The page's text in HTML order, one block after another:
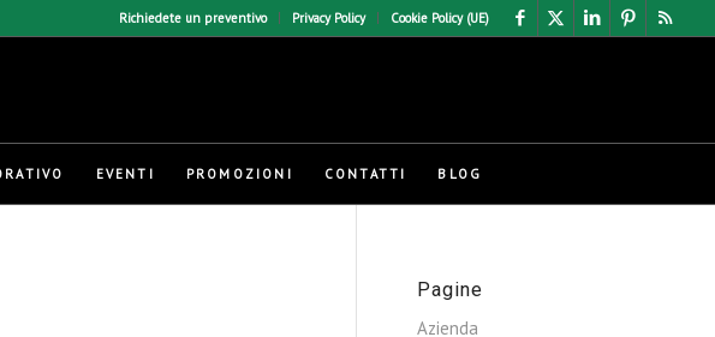
Richiedete un preventivo Privacy Policy Cookie Policy (UE)
EVENTI PROMOZIONI CONTATTI BLOG
Pagine
Azienda